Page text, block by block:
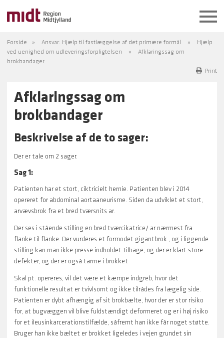
Forside Ansvar: Hjælp til fastlæggelse af det primære formål
Hjælp
ved uenighed om udleveringsforpligtelsen
Afklaringssag om
brokbandager
Print
Afklaringssag om
brokbandager
Beskrivelse af de to sager:
Der er tale om 2 sager.
Sag 1:
Patienten har et stort, ciktricielt hernie. Patienten blev i 2014
opereret for abdominal aortaaneurisme. Siden da udviklet et stort,
arvævsbrok fra et bred tværsnits ar.
Der ses i stående stilling en bred tværcikatrice/ ar nærmest fra
flanke til flanke. Der vurderes et formodet gigantbrok , og i liggende
stilling kan man ikke presse indholdet tilbage, og der er klart store
defekter, og der er også tarme i brokket
Skal pt. opereres, vil det være et kæmpe indgreb, hvor det
funktionelle resultat er tvivlsomt og ikke tilrådes fra lægelig side.
Patienten er dybt afhængig af sit brokbælte, hvor der er stor risiko
for, at bugvæggen vil blive fuldstændigt deformeret og er i høj risiko
for et ileusinkarcerationstilfælde, såfremt han ikke får noget støtte.
Bruger han ikke bæltet er brokket ligeledes i vejen grundet sin